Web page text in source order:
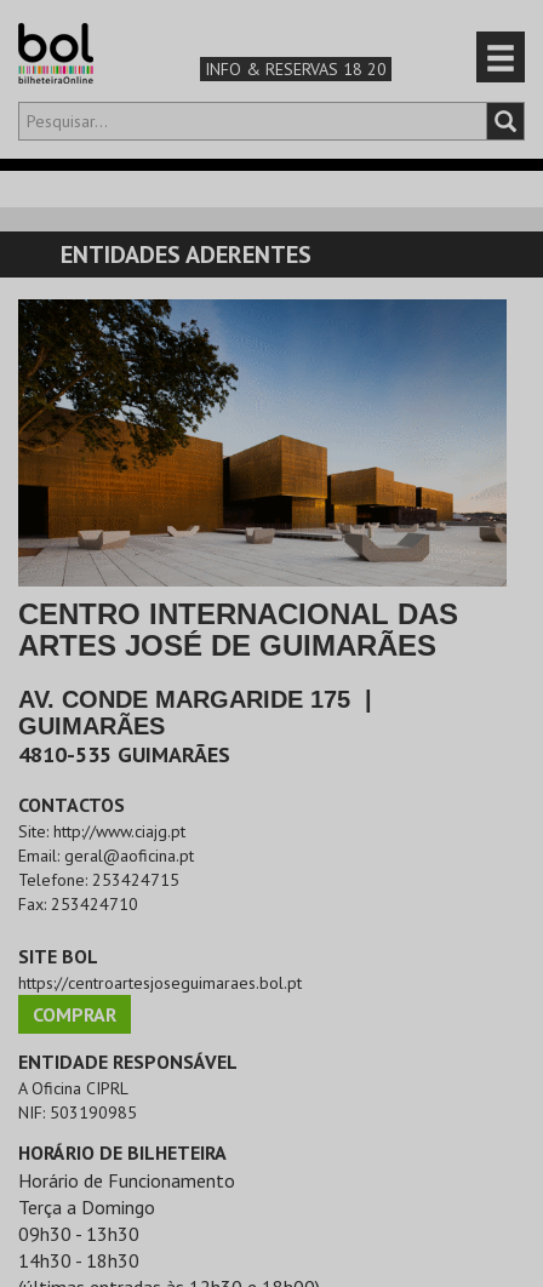
INFO & RESERVAS 18 20
Olá,iniciar sessão
CARRINHO
TEATRO & ARTE
MÚSICA & FESTIVAIS
FAMÍLIA
DESPORTO & AVENTURA
ENTIDADES ADERENTES
CENTRO INTERNACIONAL DAS
ARTES JOSÉ DE GUIMARÃES
AV. CONDE MARGARIDE 175
GUIMARÃES
4810-535 GUIMARÃES
CONTACTOS
Site: http://www.ciajg.pt
Email: geral@aoficina.pt
Telefone: 253424715
Fax: 253424710
SITE BOL
https://centroartesjoseguimaraes.bol.pt
COMPRAR
ENTIDADE RESPONSÁVEL
A Oficina CIPRL
NIF: 503190985
HORÁRIO DE BILHETEIRA
Horário de Funcionamento
Terça a Domingo
09h30 - 13h30
14h30 - 18h30